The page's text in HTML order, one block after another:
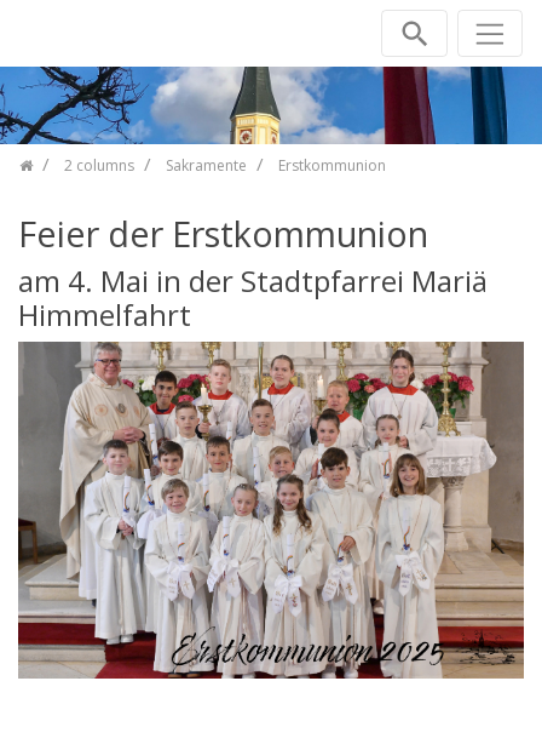
Skip navigation
2 columns Sakramente Erstkommunion
Feier der Erstkommunion
am 4. Mai in der Stadtpfarrei Mariä
Himmelfahrt